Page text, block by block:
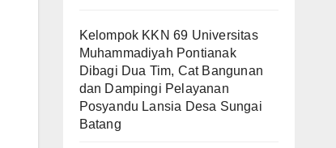
Kelompok KKN 69 Universitas
Muhammadiyah Pontianak
Dibagi Dua Tim, Cat Bangunan
dan Dampingi Pelayanan
Posyandu Lansia Desa Sungai
Batang